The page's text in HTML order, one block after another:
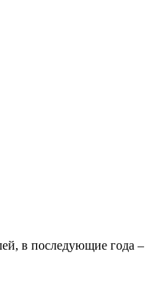
в последующие года –